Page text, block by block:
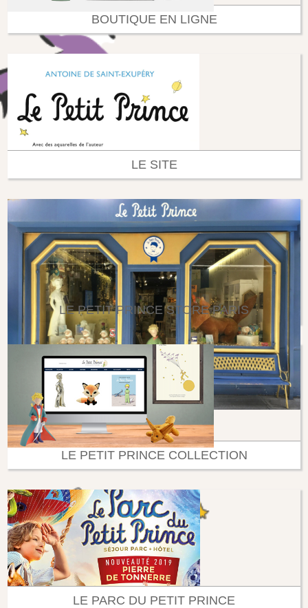
BOUTIQUE EN LIGNE
LE SITE
LE PETIT PRINCE STORE PARIS
LE PETIT PRINCE COLLECTION
LE PARC DU PETIT PRINCE